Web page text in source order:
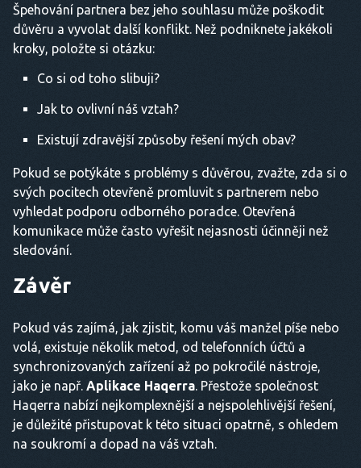
Špehování partnera bez jeho souhlasu může poškodit
důvěru a vyvolat další konflikt. Než podniknete jakékoli
kroky, položte si otázku:
Co si od toho slibuji?
Jak to ovlivní náš vztah?
Existují zdravější způsoby řešení mých obav?
Pokud se potýkáte s problémy s důvěrou, zvažte, zda si o
svých pocitech otevřeně promluvit s partnerem nebo
vyhledat podporu odborného poradce. Otevřená
komunikace může často vyřešit nejasnosti účinněji než
sledování.
Závěr
Pokud vás zajímá, jak zjistit, komu váš manžel píše nebo
volá, existuje několik metod, od telefonních účtů a
synchronizovaných zařízení až po pokročilé nástroje,
jako je např. Aplikace Haqerra. Přestože společnost
Haqerra nabízí nejkomplexnější a nejspolehlivější řešení,
je důležité přistupovat k této situaci opatrně, s ohledem
na soukromí a dopad na váš vztah.